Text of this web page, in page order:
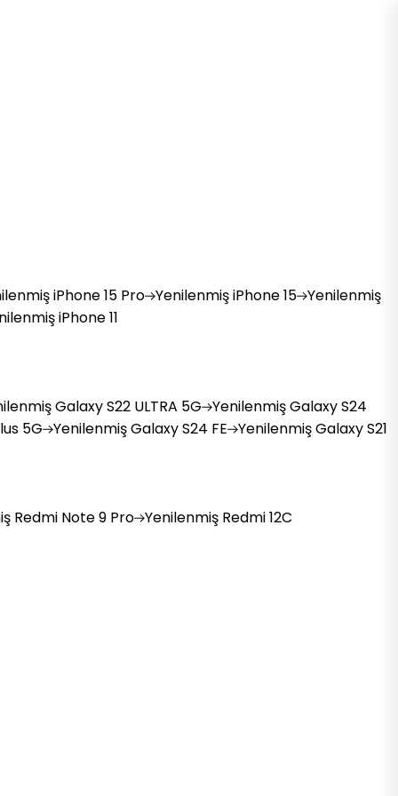
iPhone 15 Pro YenilenmişiPhone 15 Yenilenmiş
iPhone 11
Galaxy S22 ULTRA 5G YenilenmişGalaxy S24
5G YenilenmişGalaxy S24 FE YenilenmişGalaxy S21
Redmi Note 9 Pro Yenilenmiş Redmi 12C